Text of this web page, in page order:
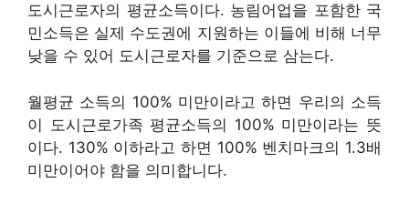
도시근로자의 평균소득이다. 농림어업을 포함한 국
민소득은 실제 수도권에 지원하는 이들에 비해 너무
낮을 수 있어 도시근로자를 기준으로 삼는다.
월평균 소득의 100% 미만이라고 하면 우리의 소득
이 도시근로가족 평균소득의 100% 미만이라는 뜻
이다. 130% 이하라고 하면 100% 벤치마크의 1.3배
미만이어야 함을 의미합니다.